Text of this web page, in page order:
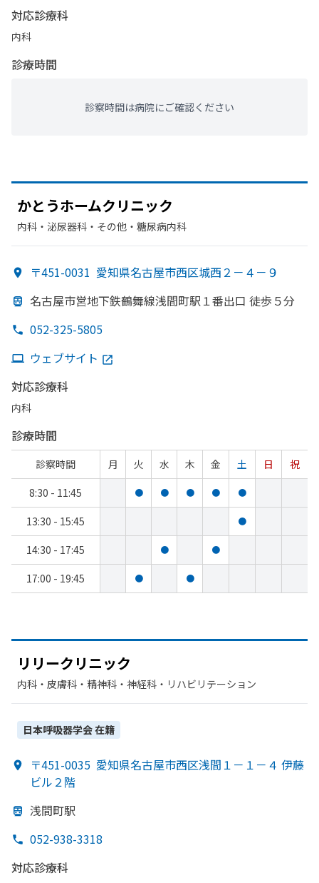
対応診療科
内科
診療時間
診察時間は病院にご確認ください
かとうホームクリニック
内科・​泌尿器科・​その他・​糖尿病内科
〒451-0031 愛知県名古屋市西区城西２－４－９
名古屋市営地下鉄鶴舞線浅間町駅１番出口 徒歩５分
052-325-5805
ウェブサイト
対応診療科
内科
診療時間
診察時間 月 火 水 木 金 土 日
祝
8:30 - 11:45
● ● ● ● ●
13:30 - 15:45 ●
14:30 - 17:45 ● ●
17:00 - 19:45 ● ●
リリークリニック
内科・​皮膚科・​精神科・神経科・​リハビリテーション
日本呼吸器学会在籍
〒451-0035 愛知県名古屋市西区浅間１－１－４ 伊藤
ビル２階
浅間町駅
052-938-3318
対応診療科